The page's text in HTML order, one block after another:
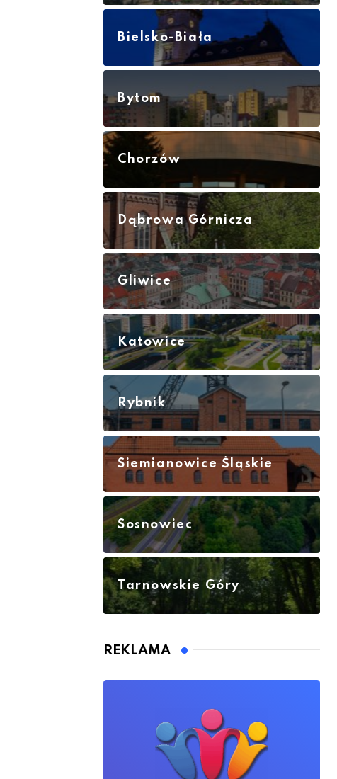
Bielsko-Biała
Bytom
Chorzów
Dąbrowa Górnicza
Gliwice
Katowice
Rybnik
Siemianowice Śląskie
Sosnowiec
Tarnowskie Góry
REKLAMA